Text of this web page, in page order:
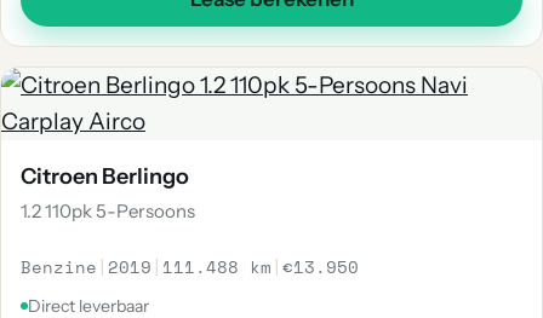
Citroen Berlingo
1.2 110pk 5-Persoons
Benzine | 2019 | 111.488 km |€13.950
Direct leverbaar